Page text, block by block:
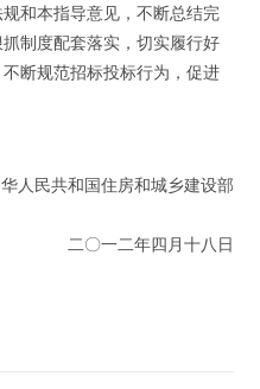
和本指导意见，不断总结完
制度配套落实，切实履行好
断规范招标投标行为，促进
国住房和城乡建设部
年四月十八日